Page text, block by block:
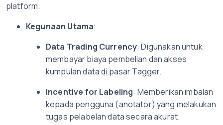
platform.
Kegunaan Utama:
Data Trading Currency: Digunakan untuk
membayar biaya pembelian dan akses
kumpulan data di pasar Tagger.
Incentive for Labeling: Memberikan imbalan
kepada pengguna (anotator) yang melakukan
tugas pelabelan data secara akurat.